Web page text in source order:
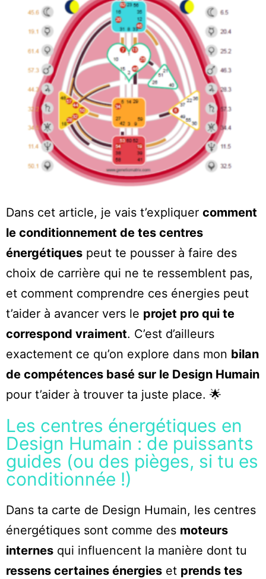
Dans cet article, je vais t’expliquer comment
le conditionnement de tes centres
énergétiques peut te pousser à faire des
choix de carrière qui ne te ressemblent pas,
et comment comprendre ces énergies peut
t’aider à avancer vers le projet pro qui te
correspond vraiment. C’est d’ailleurs
exactement ce qu’on explore dans mon bilan
de compétences basé sur le Design Humain
pour t’aider à trouver ta juste place. 🌟
Les centres énergétiques en
Design Humain : de puissants
guides (ou des pièges, si tu es
conditionnée !)
Dans ta carte de Design Humain, les centres
énergétiques sont comme des moteurs
internes qui influencent la manière dont tu
ressens certaines énergies et prends tes